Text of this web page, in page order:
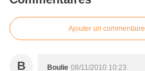
Ajouter un commentaire
B Boulie 08/11/2010 10:23